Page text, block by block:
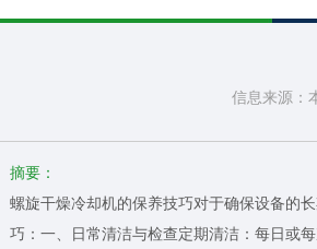
信息来源：
摘要：
螺旋干燥冷却机的保养技巧对于确保设备的
巧：一、日常清洁与检查定期清洁：每日或